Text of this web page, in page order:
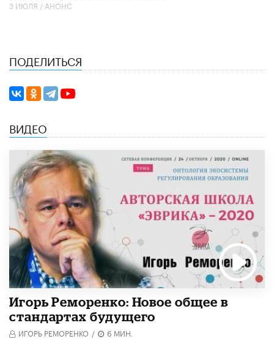
3 ИЮЛЯ / АНОНС
ПОДЕЛИТЬСЯ
ВИДЕО
Игорь Реморенко: Новое общее в
стандартах будущего
ИГОРЬ РЕМОРЕНКО / 6 МИН.